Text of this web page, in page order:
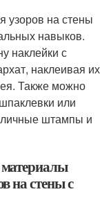
узоров на стены
навыков.
наклейки с
наклеивая их
Также можно
или
штампы и
на стены с